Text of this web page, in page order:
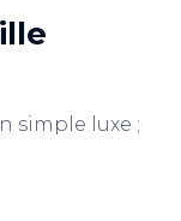
simple luxe ;